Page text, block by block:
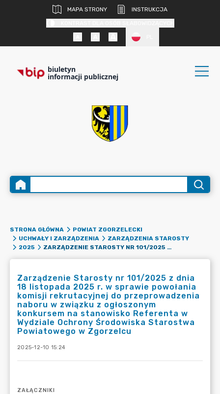
MAPA STRONY
INSTRUKCJA
biuletyn
informacji publicznej
STRONA GŁÓWNA
POWIAT ZGORZELECKI
UCHWAŁY I ZARZĄDZENIA
ZARZĄDZENIA STAROSTY
2025
ZARZĄDZENIE STAROSTY NR 101/2025 Z DNIA 18 LISTOPADA 2025 R. W SPRAWIE POWOŁANIA KOMISJI REKRUTACYJNEJ DO PRZEPROWADZENIA NABORU W ZWIĄZKU Z OGŁOSZONYM KONKURSEM NA STANOWISKO REFERENTA W WYDZIALE OCHRONY ŚRODOWISKA STAROSTWA POWIATOWEGO W ZGORZELCU
Zarządzenie Starosty nr 101/2025 z dnia
18 listopada 2025 r. w sprawie powołania
komisji rekrutacyjnej do przeprowadzenia
naboru w związku z ogłoszonym
konkursem na stanowisko Referenta w
Wydziale Ochrony Środowiska Starostwa
Powiatowego w Zgorzelcu
2025-12-10 15:24
ZAŁĄCZNIKI